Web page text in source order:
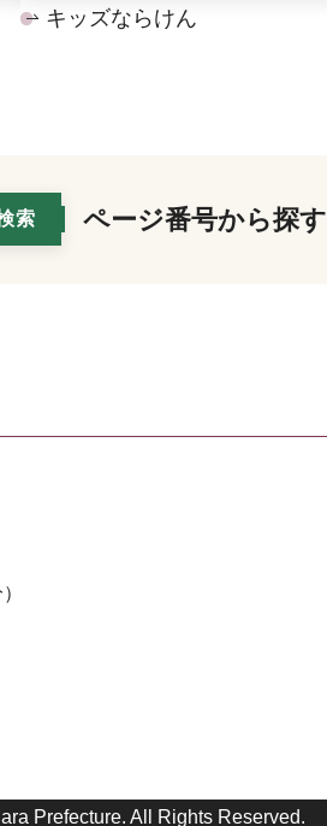
キッズならけん
ページ番号から探す
Prefecture. All Rights Reserved.